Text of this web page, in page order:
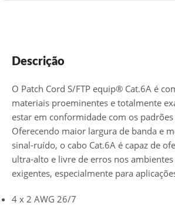
Descrição
O Patch Cord S/FTP equip® Cat.6A é
materiais proeminentes e totalmente
estar em conformidade com os
Oferecendo maior largura de banda e
sinal-ruído, o cabo Cat.6A é capaz de
ultra-alto e livre de erros nos
exigentes, especialmente para
4 x 2 AWG 26/7